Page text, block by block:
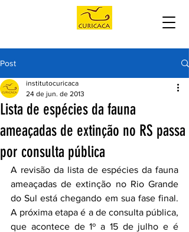
Post
Lista de espécies da fauna
ameaçadas de extinção no RS passa
por consulta pública
institutocuricaca
24 de jun. de 2013
A revisão da lista de espécies da fauna
ameaçadas de extinção no Rio Grande
do Sul está chegando em sua fase final.
A próxima etapa é a de consulta pública,
que acontece de 1º a 15 de julho e é